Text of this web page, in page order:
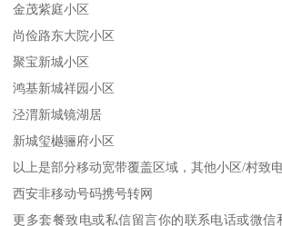
金茂紫庭小区
尚俭路东大院小区
聚宝新城小区
鸿基新城祥园小区
泾渭新城镜湖居
新城玺樾骊府小区
以上是部分移动宽带覆盖区域，其他小区/村致
西安非移动号码携号转网
更多套餐致电或私信留言你的联系电话或微信